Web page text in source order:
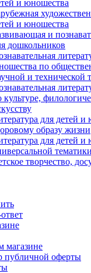
и юношества
и юношества
и
дошкольников
по
и технической
культуре,
для детей
образу жизни
для детей и
тематики
творчество,
магазине
публичной оферты